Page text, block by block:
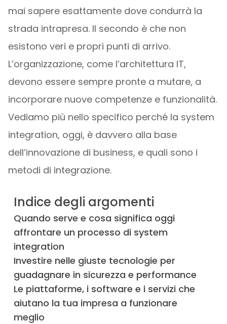
mai sapere esattamente dove condurrà la
strada intrapresa. Il secondo è che non
esistono veri e propri punti di arrivo.
L’organizzazione, come l’architettura IT,
devono essere sempre pronte a mutare, a
incorporare nuove competenze e funzionalità.
Vediamo più nello specifico perché la system
integration, oggi, è davvero alla base
dell’innovazione di business, e quali sono i
metodi di integrazione.
Indice degli argomenti
Quando serve e cosa significa oggi
affrontare un processo di system
integration
Investire nelle giuste tecnologie per
guadagnare in sicurezza e performance
Le piattaforme, i software e i servizi che
aiutano la tua impresa a funzionare
meglio